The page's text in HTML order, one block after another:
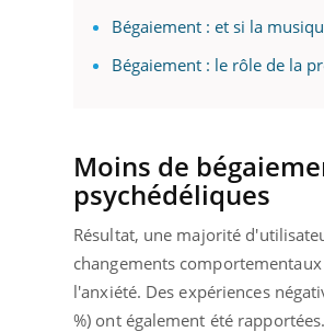
Bégaiement : et si la
Bégaiement : le rôle de la
Moins de
psychédéliques
Résultat, une majorité
changements
l'anxiété. Des expériences
%) ont également été rapportées.
COUP DE FOOD sur le diabèteYoutube
Coup de food sur le diabète, c'est votre
nouveau rendez-vous culinaire qui
bouscule les idées reçues ! Dans cet
épisode, une ...